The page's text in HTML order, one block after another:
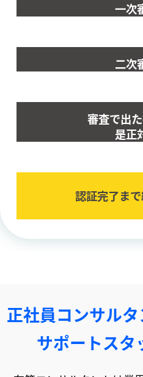
一次
二次
審査で出
是正
認証完了ま
正社員コンサルタ
サポートスタ